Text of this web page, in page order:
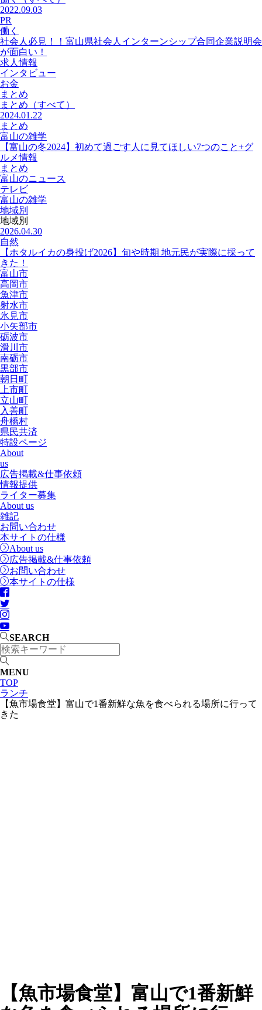
2022.09.03
PR
働く
社会人必見！！富山県社会人インターンシップ合同企業説明会
が面白い！
求人情報
インタビュー
お金
まとめ
まとめ （すべて）
2024.01.22
まとめ
富山の雑学
【富山の冬2024】初めて過ごす人に見てほしい7つのこと+グ
ルメ情報
まとめ
富山のニュース
テレビ
富山の雑学
地域別
地域別
2026.04.30
自然
【ホタルイカの身投げ2026】旬や時期 地元民が実際に採って
きた！
富山市
高岡市
魚津市
射水市
氷見市
小矢部市
砺波市
滑川市
南砺市
黒部市
朝日町
上市町
立山町
入善町
舟橋村
県民共済
特設ページ
About
us
広告掲載&仕事依頼
情報提供
ライター募集
About us
雑記
お問い合わせ
本サイトの仕様
About us
広告掲載&仕事依頼
お問い合わせ
本サイトの仕様
SEARCH
MENU
TOP
ランチ
【魚市場食堂】富山で1番新鮮な魚を食べられる場所に行って
きた
【魚市場食堂】富山で1番新鮮